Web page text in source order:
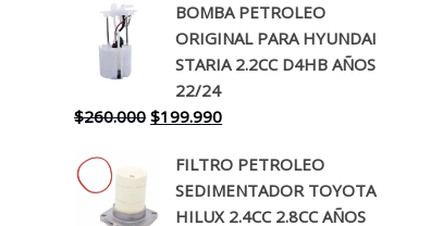
original
era:
$650.000.
actual
es:
$519.990.
BOMBA PETROLEO
ORIGINAL PARA HYUNDAI
STARIA 2.2CC D4HB AÑOS
22/24
$260.000 El
original
era:
$260.000.
$199.990El
actual
es:
$199.990.
FILTRO PETROLEO
SEDIMENTADOR TOYOTA
HILUX 2.4CC 2.8CC AÑOS